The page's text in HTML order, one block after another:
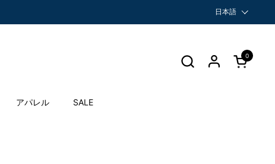
言語
日本語
カートを
0
アパレル SALE